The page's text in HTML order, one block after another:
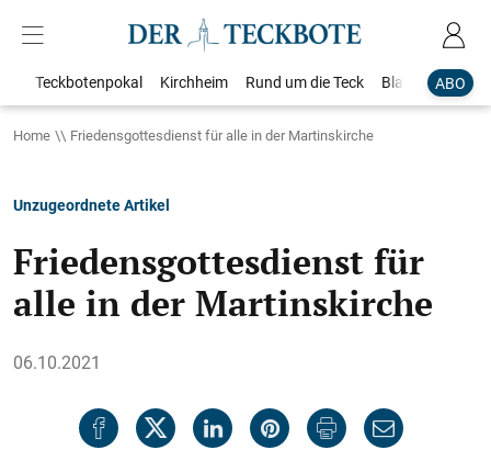
ABO
Teckbotenpokal Kirchheim Rund um die Teck Blaulicht
Home Friedensgottesdienst für alle in der Martinskirche
Unzugeordnete Artikel
Friedensgottesdienst für
alle in der Martinskirche
06.10.2021